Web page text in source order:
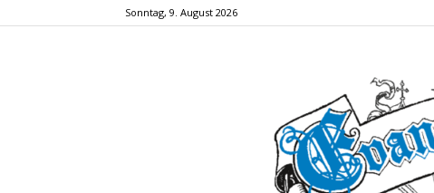
Sonntag, 9. August 2026